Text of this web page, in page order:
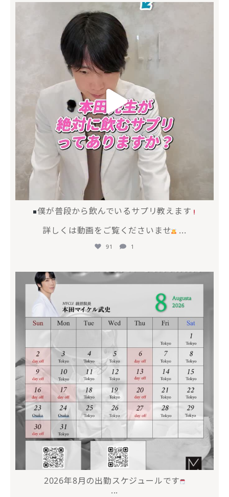
mycli.honda
7月 30
僕が普段から飲んでいるサプリ教えます
詳しくは動画をご覧くださいませ
...
91 1
mycli.honda
2026年8月の出勤スケジュールです
...